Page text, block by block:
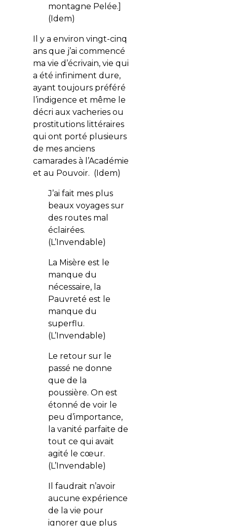
montagne Pelée.]
(Idem)
Il y a environ vingt-cinq
ans que j’ai commencé
ma vie d’écrivain, vie qui
a été infiniment dure,
ayant toujours préféré
l’indigence et même le
décri aux vacheries ou
prostitutions littéraires
qui ont porté plusieurs
de mes anciens
camarades à l’Académie
et au Pouvoir. (Idem)
J’ai fait mes plus
beaux voyages sur
des routes mal
éclairées.
(L’Invendable)
La Misère est le
manque du
nécessaire, la
Pauvreté est le
manque du
superflu.
(L’Invendable)
Le retour sur le
passé ne donne
que de la
poussière. On est
étonné de voir le
peu d’importance,
la vanité parfaite de
tout ce qui avait
agité le cœur.
(L’Invendable)
Il faudrait n’avoir
aucune expérience
de la vie pour
ignorer que plus